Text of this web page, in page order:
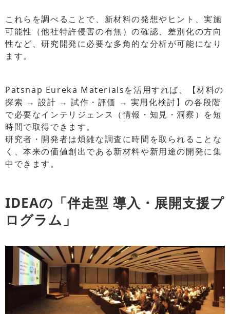
これらを調べることで、新材料の発想やヒント、実施
可能性（他社特許侵害の有無）の確認、差別化の方向
性など、研究開発に必要な多角的な分析が可能になり
ます。
Patsnap Eureka Materialsを活用すれば、【材料の
探索 → 設計 → 試作・評価 → 実用化検討】の各段階
で必要なインテリジェンス（情報・知見・洞察）を短
時間で取得できます。
研究者・開発者は煩雑な調査に時間を取られることな
く、本来の価値創出である新材料や新用途の開発に集
中できます。
IDEAの「伴走型 導入・展開支援プ
ログラム」